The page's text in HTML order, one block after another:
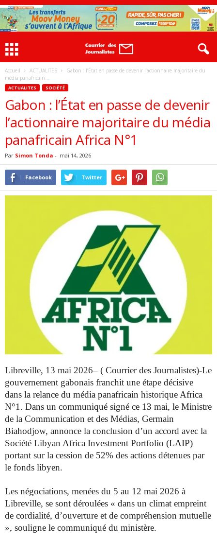
Accueil ACTUALITES
Gabon : l’État en passe de devenir l’actionnaire majoritaire du
média panafricain...
ACTUALITES SOCIÉTÉ
Gabon : l’État en passe de devenir
l’actionnaire majoritaire du média
panafricain Africa N°1
Par Simon Tonda - mai 14, 2026
Facebook Twitter
Libreville, 13 mai 2026– ( Courrier des Journalistes)-Le
gouvernement gabonais franchit une étape décisive
dans la relance du média panafricain historique Africa
N°1. Dans un communiqué signé ce 13 mai, le Ministre
de la Communication et des Médias, Germain
Biahodjow, annonce la conclusion d’un accord avec la
Société Libyan Africa Investment Portfolio (LAIP)
portant sur la cession de 52% des actions détenues par
le fonds libyen.
Les négociations, menées du 5 au 12 mai 2026 à
Libreville, se sont déroulées « dans un climat empreint
de cordialité, d’ouverture et de compréhension mutuelle
», souligne le communiqué du ministère.